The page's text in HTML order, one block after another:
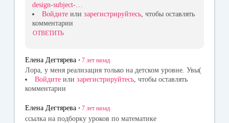
design-subject-…
Войдите или зарегистрируйтесь , чтобы оставлять
комментарии
ОТВЕТИТЬ
Елена Дегтярева • 7 лет назад
Лора, у меня реализация только на детском уровне. Увы(
Войдите или зарегистрируйтесь, чтобы оставлять
комментарии
Елена Дегтярева • 7 лет назад
ссылка на подборку уроков по математике